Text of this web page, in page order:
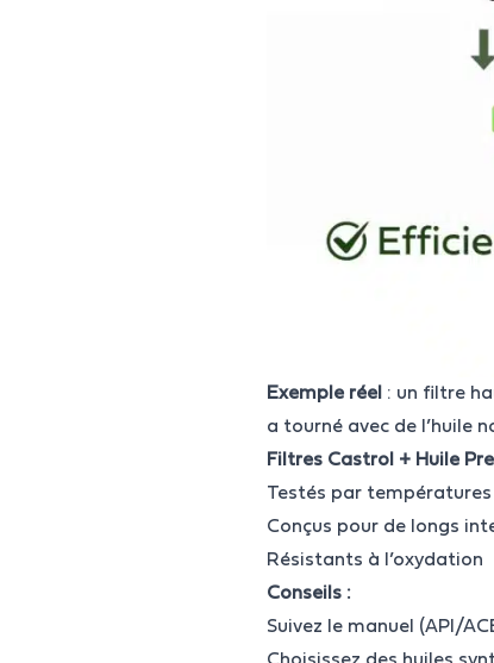
Exemple réel
: un filtre
a tourné avec de l’huile
Filtres Castrol + Huile
Testés par
Conçus pour de longs
Résistants à l’oxydation
Conseils :
Suivez le manuel (API/